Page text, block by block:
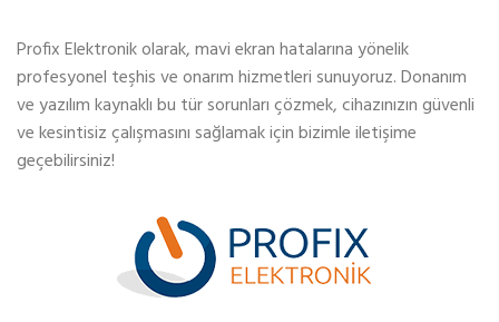
Profix Elektronik olarak, mavi ekran hatalarına yönelik
profesyonel teşhis ve onarım hizmetleri sunuyoruz. Donanım
ve yazılım kaynaklı bu tür sorunları çözmek, cihazınızın güvenli
ve kesintisiz çalışmasını sağlamak için bizimle iletişime
geçebilirsiniz!